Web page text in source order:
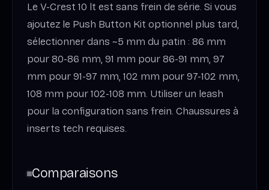
Le V-Crest 10 lt est sans frein de série. Si vous
ajoutez le Push Button Kit optionnel plus tard,
sélectionner dans ~5 mm du patin : 86 mm
pour 80-86 mm, 91 mm pour 86-91 mm, 97
mm pour 91-97 mm, 102 mm pour 97-102 mm,
108 mm pour 102-108 mm. Utiliser un leash
pour la configuration sans frein. Chaussures à
inserts tech requises.
Comparaisons